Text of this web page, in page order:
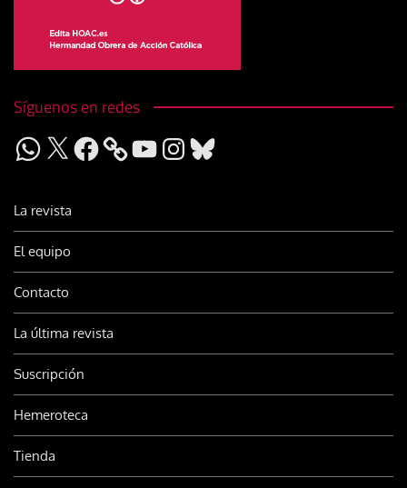
Síguenos en redes
WhatsApp
X Facebook YouTubeInstagram
Bluesky
La revista
El equipo
Contacto
La última revista
Suscripción
Hemeroteca
Tienda